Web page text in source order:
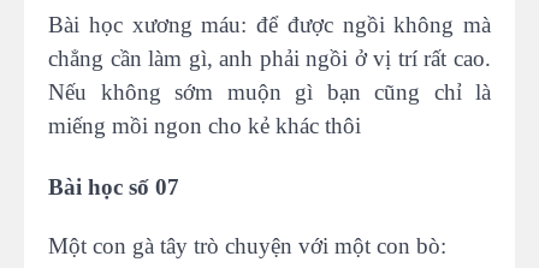
Bài học xương máu: để được ngồi không mà
chẳng cần làm gì, anh phải ngồi ở vị trí rất cao.
Nếu không sớm muộn gì bạn cũng chỉ là
miếng mồi ngon cho kẻ khác thôi
Bài học số 07
Một con gà tây trò chuyện với một con bò: